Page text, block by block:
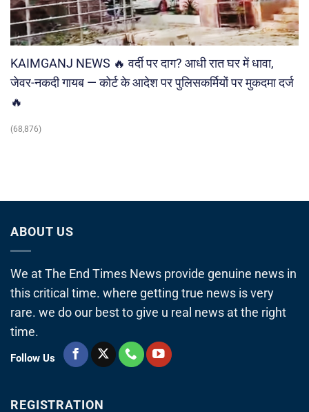
KAIMGANJ NEWS 🔥 वर्दी पर दाग? आधी रात घर में धावा,
जेवर-नकदी गायब — कोर्ट के आदेश पर पुलिसकर्मियों पर मुकदमा दर्ज
🔥
(68,876)
ABOUT US
We at The End Times News provide genuine news in
this critical time. where getting true news is very
rare. we do our best to give u real news at the right
time.
Follow Us
REGISTRATION